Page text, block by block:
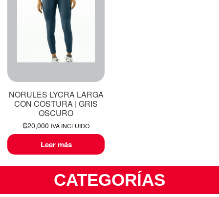
NORULES LYCRA LARGA
CON COSTURA | GRIS
OSCURO
₡20,000 IVA INCLUIDO
Leer más
CATEGORÍAS